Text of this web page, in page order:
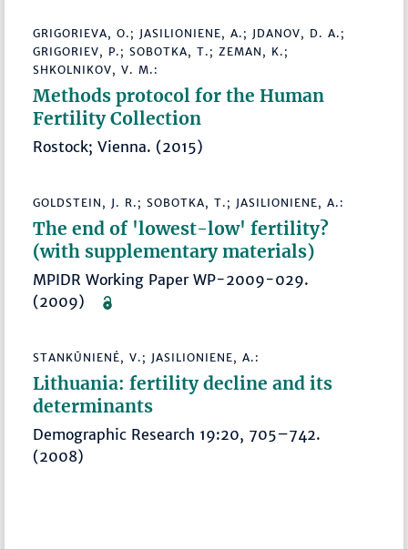
GRIGORIEVA, O.; JASILIONIENE, A.; JDANOV, D. A.;
GRIGORIEV, P.; SOBOTKA, T.; ZEMAN, K.;
SHKOLNIKOV, V. M.:
Methods protocol for the Human
Fertility Collection
Rostock; Vienna. (2015)
GOLDSTEIN, J. R.; SOBOTKA, T.; JASILIONIENE, A.:
The end of 'lowest-low' fertility?
(with supplementary materials)
MPIDR Working Paper WP-2009-029.
(2009)
STANKŪNIENĖ, V.; JASILIONIENE, A.:
Lithuania: fertility decline and its
determinants
Demographic Research 19:20, 705–742.
(2008)